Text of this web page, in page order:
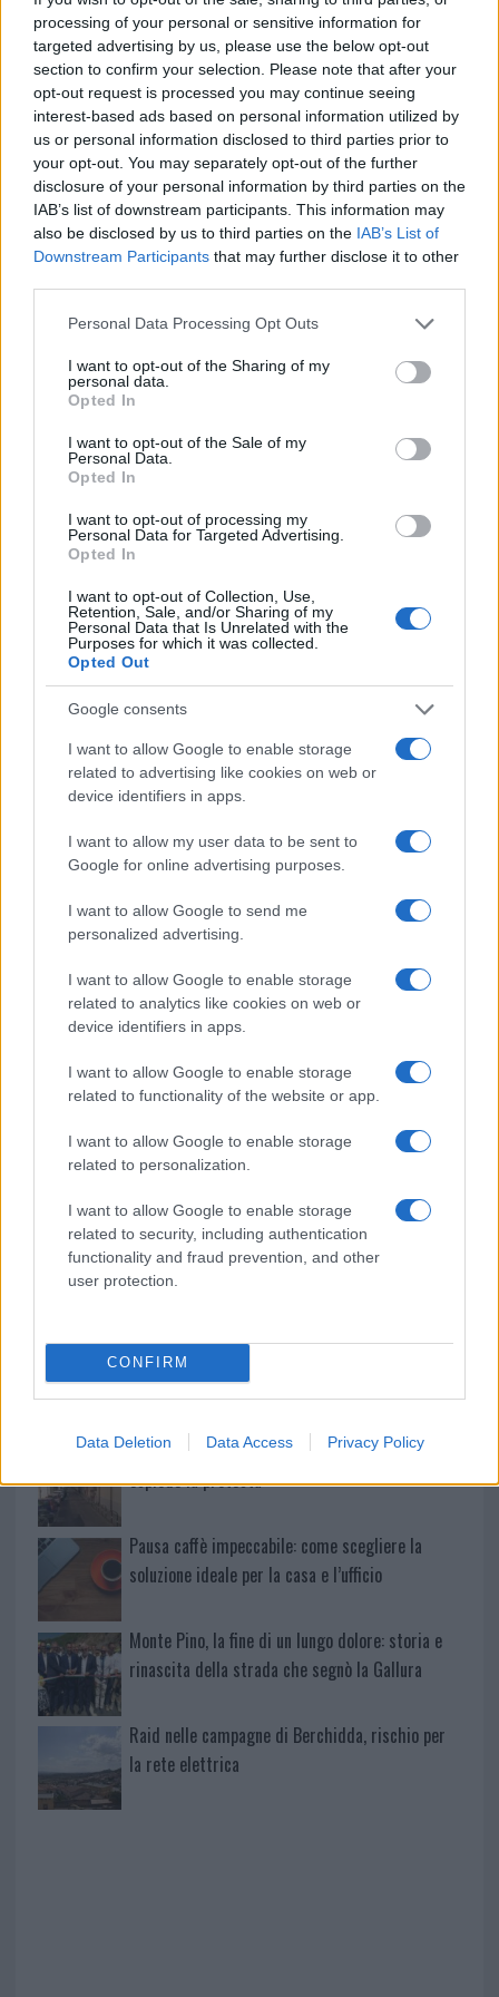
processing of your personal or sensitive information for
targeted advertising by us, please use the below opt-out
section to confirm your selection. Please note that after your
opt-out request is processed you may continue seeing
interest-based ads based on personal information utilized by
us or personal information disclosed to third parties prior to
your opt-out. You may separately opt-out of the further
disclosure of your personal information by third parties on the
IAB’s list of downstream participants. This information may
also be disclosed by us to third parties on the IAB’s List of
Downstream Participants that may further disclose it to other
Please note that this website/app uses one or more Google
not limited to your visit or usage behaviour. You may click to
grant or deny consent to Google and its third-party tags to
use your data for below specified purposes in below Google
consent section.
Personal Data Processing Opt Outs
I want to opt-out of the Sharing of my
personal data.
Opted In
I want to opt-out of the Sale of my
Personal Data.
Opted In
I want to opt-out of processing my
Personal Data for Targeted Advertising.
Opted In
I want to opt-out of Collection, Use,
Retention, Sale, and/or Sharing of my
Personal Data that Is Unrelated with the
Purposes for which it was collected.
Opted Out
Google consents
I want to allow Google to enable storage
related to advertising like cookies on web or
device identifiers in apps.
I want to allow my user data to be sent to
Google for online advertising purposes.
I want to allow Google to send me
personalized advertising.
I want to allow Google to enable storage
related to analytics like cookies on web or
device identifiers in apps.
I want to allow Google to enable storage
related to functionality of the website or app.
I want to allow Google to enable storage
related to personalization.
I want to allow Google to enable storage
related to security, including authentication
functionality and fraud prevention, and other
user protection.
CONFIRM
Data Deletion Data Access Privacy Policy
cliccandoqui
Sei già abbonato?
Puoi effettuare l'accesso andando nella
sezioneLogindal menù del sito o
cliccandoqui
Notizie in tempo reale?
Entra nel canale telegram di
GalluraOggi.it
i tuoi video e le tue foto
Su WhatsApp al numero +39
Ricevi le nostre ultime news
daGoogle News
Condividi l'articolo
F
a
ce
b
o
o
T
w
it
te
r
Pi
n
te
re
st
W
h
at
s
A
p
p
S
a
re
Articolo precedente
Prossimo articolo
NOTIZIE RECENTI
Le previsioni meteo per il weekend a Olbia e in
Michelle Hunziker in Gallura, bella anche dal
vivo: un amico vip svela come fa
Calangianus, dopo le polemiche il centro
accoglienza minori chiude
Olbia, divieto di sosta contro spaccio e degrado:
esplode la protesta
Pausa caffè impeccabile: come scegliere la
soluzione ideale per la casa e l’ufficio
Monte Pino, la fine di un lungo dolore: storia e
rinascita della strada che segnò la Gallura
Raid nelle campagne di Berchidda, rischio per
la rete elettrica